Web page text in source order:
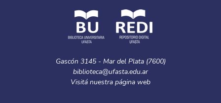
Gascón 3145 - Mar del Plata (7600)
biblioteca@ufasta.edu.ar
Visitá nuestra página web